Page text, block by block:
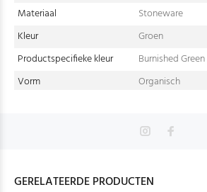
Materiaal
Stoneware
Kleur
Groen
Productspecifieke kleur
Burnished Green
Vorm
Organisch
GERELATEERDE PRODUCTEN